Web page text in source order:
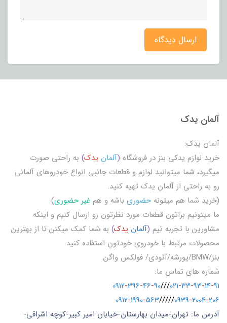
ارسال دیدگاه
آلمان یدک
آلمان یدک:
خرید لوازم یدکی بنز در فروشگاه (آلمان یدک) به راحتی صورت
میگیرد، شما میتوانید لوازم و قطعات جانبی انواع خودروهای آلمانی
رو به راحتی از آلمان یدک تهیه کنید.
(خرید شما هم میتونه حضوری باشه و هم غیر حضوری)
ما میتونیم براتون قطعات مورد نظرتون رو ارسال کنیم و اینکه
مشاورین با تجربه تیم (آلمان یدک) به شما کمک میکنن تا از بهترین
محصولات مرتبط با خودروی خودتون استفاده کنید.
بنز/BMW/پورشه/آئودی/ فولکس واگن
شماره های تماس ما:
021-33-93-14-91
///
0912-396-46-90
0939-2004-206
/////
0912-1990-563
آدرس ما: تهران-میدان بهارستان-خیابان امیر کبیر-کوچه اشراقی-